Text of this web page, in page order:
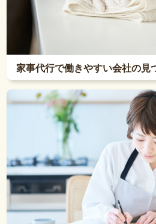
家事代行で働きやすい会社の見